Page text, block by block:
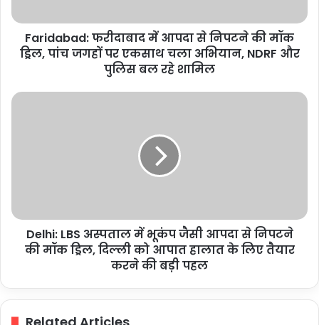
ड्रिल,
जगहों
चला
Faridabad: फरीदाबाद में आपदा से निपटने की मॉक
ड्रिल, पांच जगहों पर एकसाथ चला अभियान, NDRF और
पुलिस बल रहे शामिल
Delhi:
निपटने
हालात
Delhi: LBS अस्पताल में भूकंप जैसी आपदा से निपटने
की मॉक ड्रिल, दिल्ली को आपात हालात के लिए तैयार
करने की बड़ी पहल